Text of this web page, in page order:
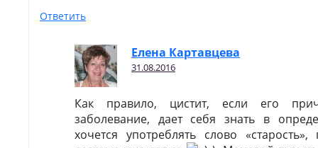
Ответить
Елена Картавцева
31.08.2016
Как правило, цистит, если его
заболевание, дает себя знать в
хочется употреблять слово